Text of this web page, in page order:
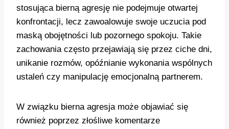
stosująca bierną agresję nie podejmuje otwartej
konfrontacji, lecz zawoalowuje swoje uczucia pod
maską obojętności lub pozornego spokoju. Takie
zachowania często przejawiają się przez ciche dni,
unikanie rozmów, opóźnianie wykonania wspólnych
ustaleń czy manipulację emocjonalną partnerem.
W związku bierna agresja może objawiać się
również poprzez złośliwe komentarze